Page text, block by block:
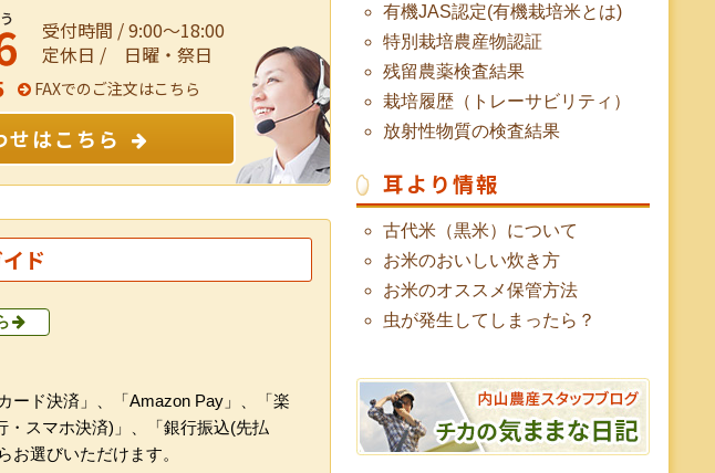
受付時間 / 9:00～18:00
定休日 / 日曜・祭日
FAXでのご注文はこちら
せはこちら
ド
ード決済」、「Amazon Pay」、「楽
スマホ決済)」、「銀行振込(先払
お選びいただけます。
有機JAS認定(有機栽培米とは)
特別栽培農産物認証
残留農薬検査結果
栽培履歴（トレーサビリティ）
放射性物質の検査結果
耳より情報
古代米（黒米）について
お米のおいしい炊き方
お米のオススメ保管方法
虫が発生してしまったら？